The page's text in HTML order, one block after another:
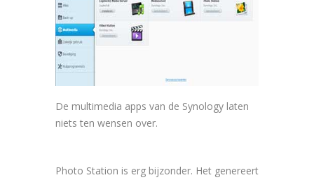
De multimedia apps van de Synology laten
niets ten wensen over.
Photo Station is erg bijzonder. Het genereert